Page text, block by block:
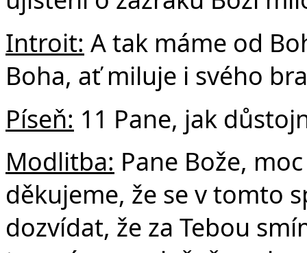
Introit: A tak máme od
Boha, ať miluje i svého
Píseň: 11 Pane, jak
Modlitba: Pane Bože,
děkujeme, že se v tomto
dozvídat, že za Tebou